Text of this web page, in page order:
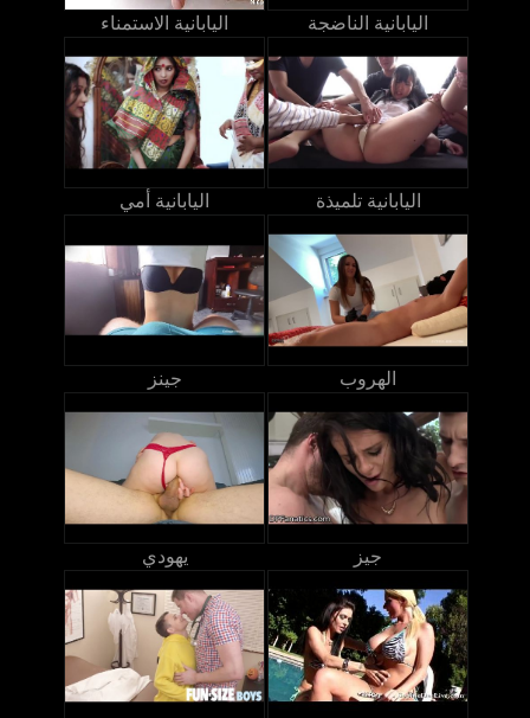
اليابانية الاستمناء اليابانية الناضجة
اليابانية أمي اليابانية تلميذة
جينز الهروب
يهودي جيز